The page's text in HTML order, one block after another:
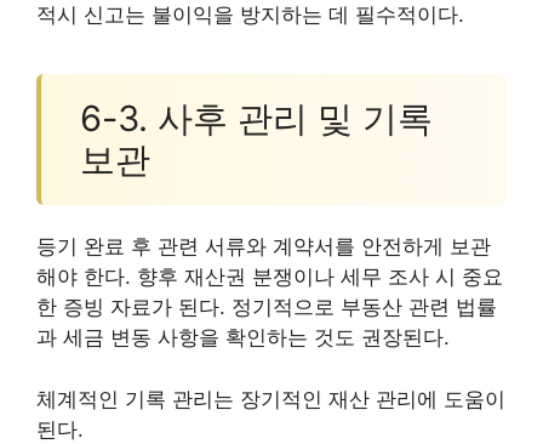
적시 신고는 불이익을 방지하는 데 필수적이다.
6-3. 사후 관리 및 기록
보관
등기 완료 후 관련 서류와 계약서를 안전하게 보관
해야 한다. 향후 재산권 분쟁이나 세무 조사 시 중요
한 증빙 자료가 된다. 정기적으로 부동산 관련 법률
과 세금 변동 사항을 확인하는 것도 권장된다.
체계적인 기록 관리는 장기적인 재산 관리에 도움이
된다.